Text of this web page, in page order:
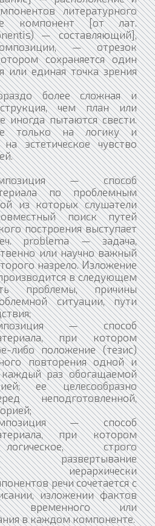
литературного
компонент [от лат.
— составляющий],
— отрезок
сохраняется один
или единая точка зрения
более сложная и
чем план или
иногда пытаются свести.
только на логику и
эстетическое чувство
— способ
по проблемным
из которых слушатели
поиск путей
построения выступает
problema — задача,
или научно важный
назрело. Изложение
в следующем
проблемы, причины
ситуации, пути
— способ
при котором
либо положение (тезис)
повторения одной и
раз обогащаемой
ее целесообразно
неподготовленной,
— способ
при котором
строго
развертывание
иерархически
речи сочетается с
изложении фактов
временного или
в каждом компоненте.